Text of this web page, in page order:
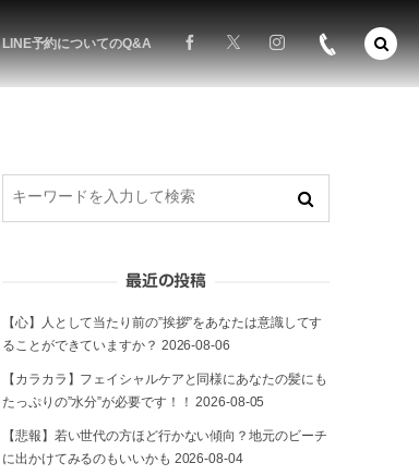
LINE予約についてのQ&A
最近の投稿
【心】人として当たり前の”挨拶”をあなたは意識してす
ることができていますか？ 2026-08-06
【カラカラ】フェイシャルケアと同様にあなたの髪にも
たっぷりの”水分”が必要です！！ 2026-08-05
【悲報】若い世代の方ほど行かない傾向？地元のビーチ
に出かけてみるのもいいかも 2026-08-04